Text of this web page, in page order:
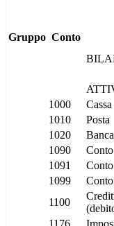
Gruppo Conto
1000
Cassa
1010
Posta
1020
Banca
1090
1091
1099
1100
1176